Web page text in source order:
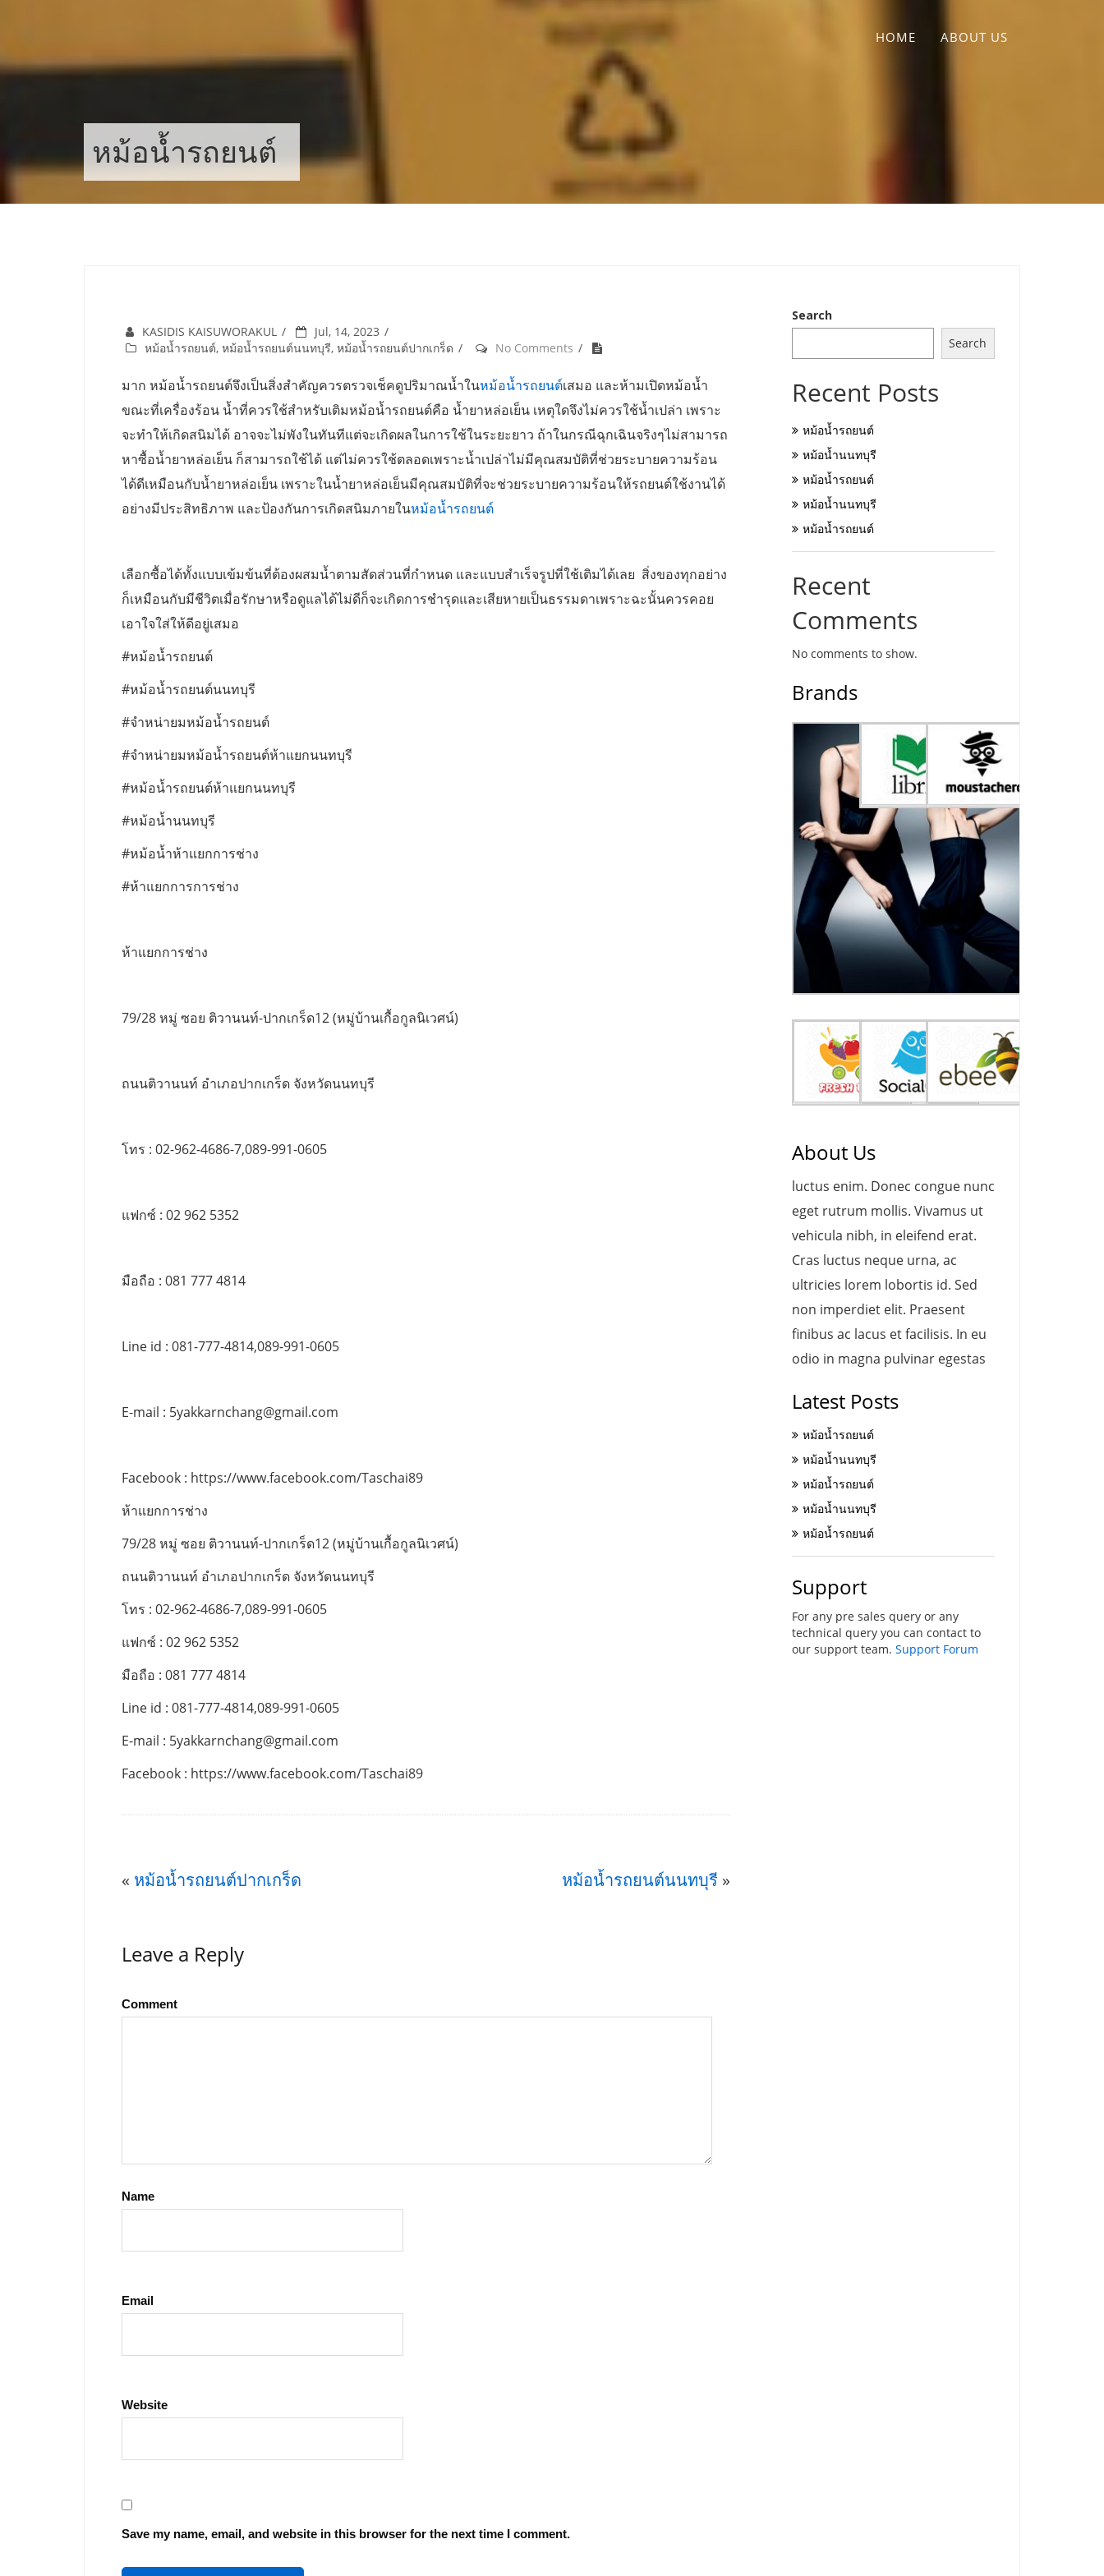
HOME ABOUT US
หม้อน้ำรถยนต์
KASIDIS KAISUWORAKUL
Jul, 14, 2023
หม้อน้ำรถยนต์, หม้อน้ำรถยนต์นนทบุรี, หม้อน้ำรถยนต์ปากเกร็ด No Comments
มาก หม้อน้ำรถยนต์จึงเป็นสิ่งสำคัญควรตรวจเช็คดูปริมาณน้ำในหม้อน้ำรถยนต์เสมอ และห้ามเปิดหม้อน้ำ
ขณะที่เครื่องร้อน น้ำที่ควรใช้สำหรับเติมหม้อน้ำรถยนต์คือ น้ำยาหล่อเย็น เหตุใดจึงไม่ควรใช้น้ำเปล่า เพราะ
จะทำให้เกิดสนิมได้ อาจจะไม่พังในทันทีแต่จะเกิดผลในการใช้ในระยะยาว ถ้าในกรณีฉุกเฉินจริงๆไม่สามารถ
หาซื้อน้ำยาหล่อเย็น ก็สามารถใช้ได้ แต่ไม่ควรใช้ตลอดเพราะน้ำเปล่าไม่มีคุณสมบัติที่ช่วยระบายความร้อน
ได้ดีเหมือนกับน้ำยาหล่อเย็น เพราะในน้ำยาหล่อเย็นมีคุณสมบัติที่จะช่วยระบายความร้อนให้รถยนต์ใช้งานได้
อย่างมีประสิทธิภาพ และป้องกันการเกิดสนิมภายในหม้อน้ำรถยนต์
เลือกซื้อได้ทั้งแบบเข้มข้นที่ต้องผสมน้ำตามสัดส่วนที่กำหนด และแบบสำเร็จรูปที่ใช้เติมได้เลย สิ่งของทุกอย่าง
ก็เหมือนกับมีชีวิตเมื่อรักษาหรือดูแลได้ไม่ดีก็จะเกิดการชำรุดและเสียหายเป็นธรรมดาเพราะฉะนั้นควรคอย
เอาใจใส่ให้ดีอยู่เสมอ
#หม้อน้ำรถยนต์
#หม้อน้ำรถยนต์นนทบุรี
#จำหน่ายมหม้อน้ำรถยนต์
#จำหน่ายมหม้อน้ำรถยนต์ห้าแยกนนทบุรี
#หม้อน้ำรถยนต์ห้าแยกนนทบุรี
#หม้อน้ำนนทบุรี
#หม้อน้ำห้าแยกการช่าง
#ห้าแยกการการช่าง
ห้าแยกการช่าง
79/28 หมู่ ซอย ติวานนท์-ปากเกร็ด12 (หมู่บ้านเกื้อกูลนิเวศน์)
ถนนติวานนท์ อำเภอปากเกร็ด จังหวัดนนทบุรี
โทร : 02-962-4686-7,089-991-0605
แฟกซ์ : 02 962 5352
มือถือ : 081 777 4814
Line id : 081-777-4814,089-991-0605
E-mail : 5yakkarnchang@gmail.com
Facebook : https://www.facebook.com/Taschai89
ห้าแยกการช่าง
79/28 หมู่ ซอย ติวานนท์-ปากเกร็ด12 (หมู่บ้านเกื้อกูลนิเวศน์)
ถนนติวานนท์ อำเภอปากเกร็ด จังหวัดนนทบุรี
โทร : 02-962-4686-7,089-991-0605
แฟกซ์ : 02 962 5352
มือถือ : 081 777 4814
Line id : 081-777-4814,089-991-0605
E-mail : 5yakkarnchang@gmail.com
Facebook : https://www.facebook.com/Taschai89
« หม้อน้ำรถยนต์ปากเกร็ด หม้อน้ำรถยนต์นนทบุรี »
Leave a Reply
Comment
Name
Email
Website
Save my name, email, and website in this browser for the next time I comment.
Search
Search
Recent Posts
หม้อน้ำรถยนต์
หม้อน้ำนนทบุรี
หม้อน้ำรถยนต์
หม้อน้ำนนทบุรี
หม้อน้ำรถยนต์
Recent
Comments
No comments to show.
Brands
About Us
luctus enim. Donec congue nunc
eget rutrum mollis. Vivamus ut
vehicula nibh, in eleifend erat.
Cras luctus neque urna, ac
ultricies lorem lobortis id. Sed
non imperdiet elit. Praesent
finibus ac lacus et facilisis. In eu
odio in magna pulvinar egestas
Latest Posts
หม้อน้ำรถยนต์
หม้อน้ำนนทบุรี
หม้อน้ำรถยนต์
หม้อน้ำนนทบุรี
หม้อน้ำรถยนต์
Support
For any pre sales query or any
technical query you can contact to
our support team. Support Forum